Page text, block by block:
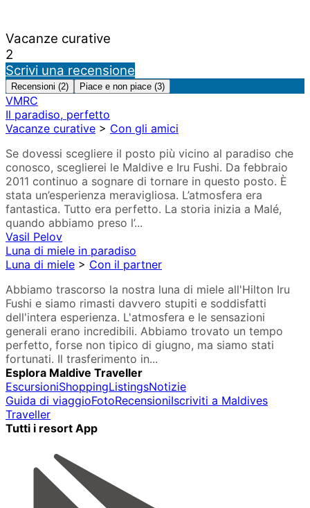
Vacanze curative
2
Scrivi una recensione
Recensioni (2) Piace e non piace (3)
VMRC
Il paradiso, perfetto
Vacanze curative > Con gli amici
Se dovessi scegliere il posto più vicino al paradiso che
conosco, sceglierei le Maldive e Iru Fushi. Da febbraio
2011 continuo a sognare di tornare in questo posto. È
stata un’esperienza meravigliosa. L’atmosfera era
fantastica. Tutto era perfetto. La storia inizia a Malé,
quando abbiamo preso l’...
Vasil Pelov
Luna di miele in paradiso
Luna di miele > Con il partner
Abbiamo trascorso la nostra luna di miele all'Hilton Iru
Fushi e siamo rimasti davvero stupiti e soddisfatti
dell'intera esperienza. L'atmosfera e le sensazioni
generali erano incredibili. Abbiamo trovato un tempo
perfetto, forse non tipico di giugno, ma siamo stati
fortunati. Il trasferimento in...
Esplora Maldive Traveller
EscursioniShoppingListingsNotizie
Guida di viaggioFotoRecensioniIscriviti a Maldives
Traveller
Tutti i resort App